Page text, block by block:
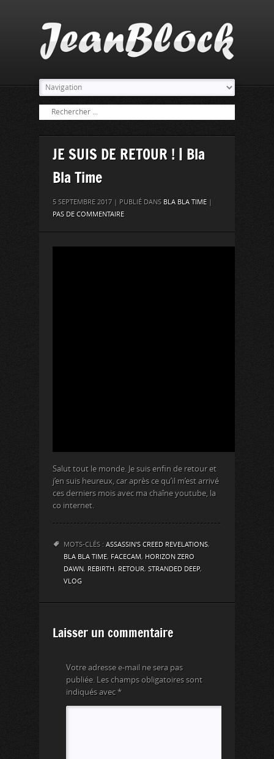
JE SUIS DE RETOUR ! | Bla
Bla Time
5 SEPTEMBRE 2017 | PUBLIÉ DANS BLA BLA TIME |
PAS DE COMMENTAIRE
Salut tout le monde. Je suis enfin de retour et
j’en suis heureux, car après ce qu’il m’est arrivé
ces derniers mois avec ma chaîne youtube, la
co internet.
MOTS-CLÉS : ASSASSIN'S CREED REVELATIONS,
BLA BLA TIME, FACECAM, HORIZON ZERO
DAWN, REBIRTH, RETOUR, STRANDED DEEP,
VLOG
Laisser un commentaire
Votre adresse e-mail ne sera pas
publiée.
Les champs obligatoires sont
indiqués avec *